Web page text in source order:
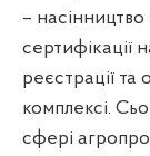
–
сертифікації
реєстрації
комплексі.
сфері